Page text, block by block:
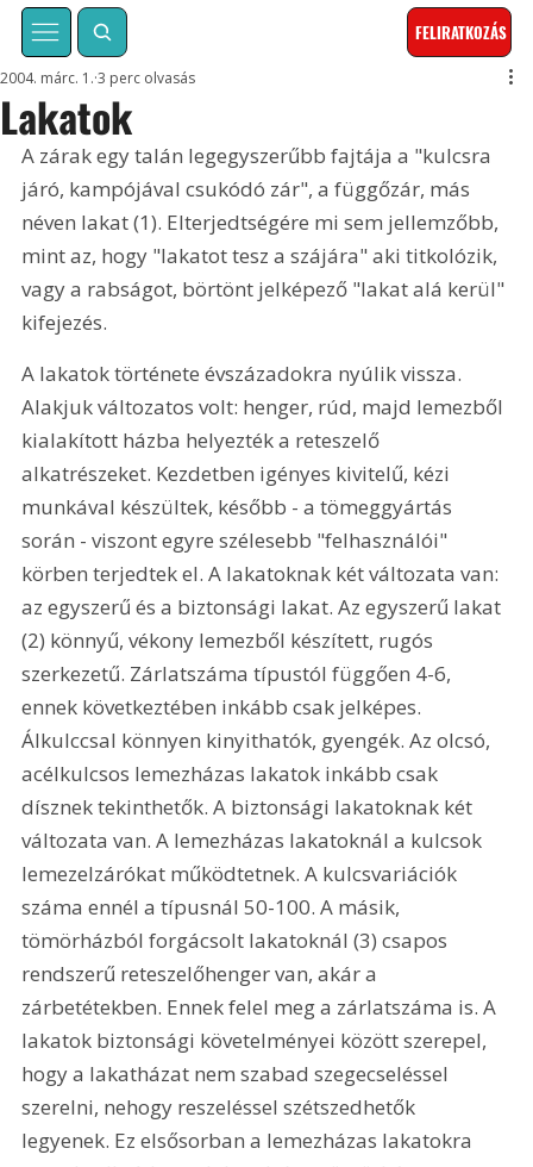
FELIRATKOZÁS
Lakatok
2004. márc. 1. 3 perc olvasás
A zárak egy talán legegyszerűbb fajtája a "kulcsra
járó, kampójával csukódó zár", a függőzár, más
néven lakat (1). Elterjedtségére mi sem jellemzőbb,
mint az, hogy "lakatot tesz a szájára" aki titkolózik,
vagy a rabságot, börtönt jelképező "lakat alá kerül"
kifejezés.
A lakatok története évszázadokra nyúlik vissza.
Alakjuk változatos volt: henger, rúd, majd lemezből
kialakított házba helyezték a reteszelő
alkatrészeket. Kezdetben igényes kivitelű, kézi
munkával készültek, később - a tömeggyártás
során - viszont egyre szélesebb "felhasználói"
körben terjedtek el. A lakatoknak két változata van:
az egyszerű és a biztonsági lakat. Az egyszerű lakat
(2) könnyű, vékony lemezből készített, rugós
szerkezetű. Zárlatszáma típustól függően 4-6,
ennek következtében inkább csak jelképes.
Álkulccsal könnyen kinyithatók, gyengék. Az olcsó,
acélkulcsos lemezházas lakatok inkább csak
dísznek tekinthetők. A biztonsági lakatoknak két
változata van. A lemezházas lakatoknál a kulcsok
lemezelzárókat működtetnek. A kulcsvariációk
száma ennél a típusnál 50-100. A másik,
tömörházból forgácsolt lakatoknál (3) csapos
rendszerű reteszelőhenger van, akár a
zárbetétekben. Ennek felel meg a zárlatszáma is. A
lakatok biztonsági követelményei között szerepel,
hogy a lakatházat nem szabad szegecseléssel
szerelni, nehogy reszeléssel szétszedhetők
legyenek. Ez elsősorban a lemezházas lakatokra